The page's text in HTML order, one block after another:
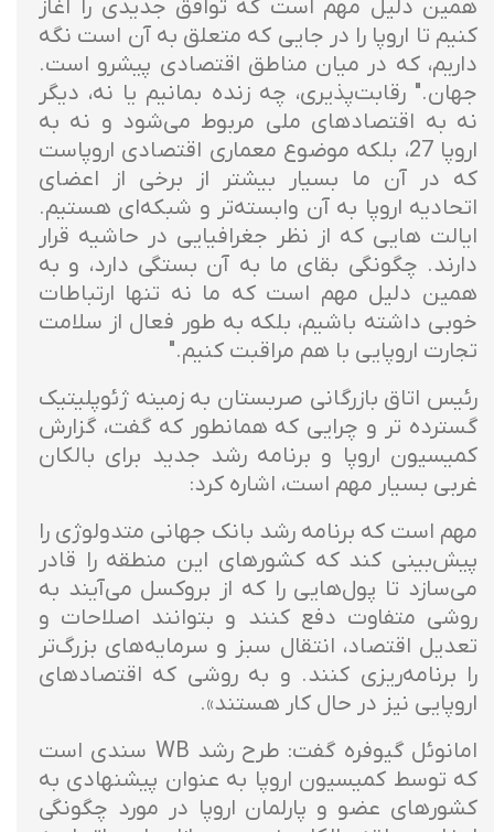
همین دلیل مهم است که توافق جدیدی را آغاز
کنیم تا اروپا را در جایی که متعلق به آن است نگه
داریم، که در میان مناطق اقتصادی پیشرو است.
جهان." رقابت‌پذیری، چه زنده بمانیم یا نه، دیگر
نه به اقتصادهای ملی مربوط می‌شود و نه به
اروپا 27، بلکه موضوع معماری اقتصادی اروپاست
که در آن ما بسیار بیشتر از برخی از اعضای
اتحادیه اروپا به آن وابسته‌تر و شبکه‌ای هستیم.
ایالت هایی که از نظر جغرافیایی در حاشیه قرار
دارند. چگونگی بقای ما به آن بستگی دارد، و به
همین دلیل مهم است که ما نه تنها ارتباطات
خوبی داشته باشیم، بلکه به طور فعال از سلامت
تجارت اروپایی با هم مراقبت کنیم."
رئیس اتاق بازرگانی صربستان به زمینه ژئوپلیتیک
گسترده تر و چرایی که همانطور که گفت، گزارش
کمیسیون اروپا و برنامه رشد جدید برای بالکان
غربی بسیار مهم است، اشاره کرد:
مهم است که برنامه رشد بانک جهانی متدولوژی را
پیش‌بینی کند که کشورهای این منطقه را قادر
می‌سازد تا پول‌هایی را که از بروکسل می‌آیند به
روشی متفاوت دفع کنند و بتوانند اصلاحات و
تعدیل اقتصاد، انتقال سبز و سرمایه‌های بزرگ‌تر
را برنامه‌ریزی کنند. و به روشی که اقتصادهای
اروپایی نیز در حال کار هستند».
امانوئل گیوفره گفت: طرح رشد WB سندی است
که توسط کمیسیون اروپا به عنوان پیشنهادی به
کشورهای عضو و پارلمان اروپا در مورد چگونگی